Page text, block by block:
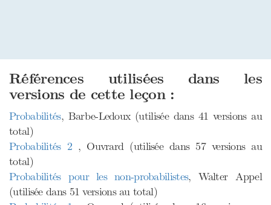
Références utilisées dans les
versions de cette leçon :
Probabilités, Barbe-Ledoux (utilisée dans 41 versions au
total)
Probabilités 2 , Ouvrard (utilisée dans 57 versions au
total)
Probabilités pour les non-probabilistes, Walter Appel
(utilisée dans 51 versions au total)